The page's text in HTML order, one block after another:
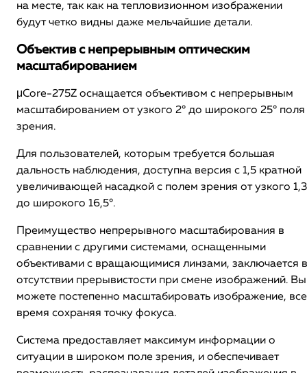
на месте, так как на тепловизионном изображении
будут четко видны даже мельчайшие детали.
Объектив с непрерывным оптическим
масштабированием
μCore-275Z оснащается объективом с непрерывным
масштабированием от узкого 2° до широкого 25° поля
зрения.
Для пользователей, которым требуется большая
дальность наблюдения, доступна версия с 1,5 кратной
увеличивающей насадкой с полем зрения от узкого
до широкого 16,5°.
Преимущество непрерывного масштабирования в
сравнении с другими системами, оснащенными
объективами с вращающимися линзами, заключается в
отсутствии прерывистости при смене изображений. Вы
можете постепенно масштабировать изображение, все
время сохраняя точку фокуса.
Система предоставляет максимум информации о
ситуации в широком поле зрения, и обеспечивает